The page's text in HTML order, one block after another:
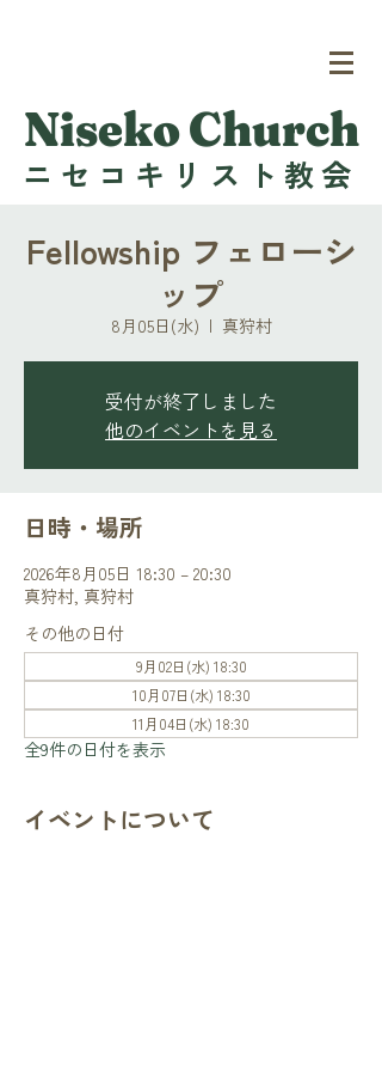
Niseko Church
ニセコキリスト教会
Fellowship フェローシ
ップ
8月05日(水)
  |
真狩村
受付が終了しました
他のイベントを見る
日時・場所
2026年8月05日 18:30 – 20:30
真狩村, 真狩村
その他の日付
9月02日(水) 18:30
10月07日(水) 18:30
11月04日(水) 18:30
全9件の日付を表示
イベントについて